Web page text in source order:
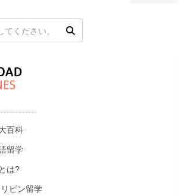
百科
留学
は?
ピン留学